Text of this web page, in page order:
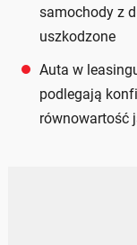
samochody z
uszkodzone
Auta w
podlegają
równowartość